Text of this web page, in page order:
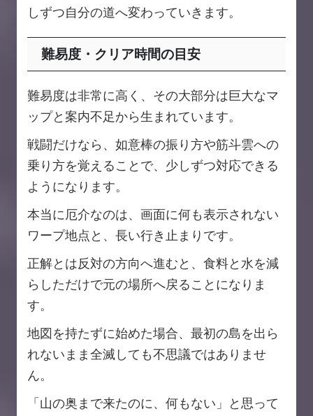
しずつ自分の道へ変わっていきます。
難易度・クリア時間の目安
難易度は非常に高く、その大部分は巨大なマ
ップと案内不足から生まれています。
戦闘だけなら、如意棒の振り方や筋斗雲への
乗り方を覚えることで、少しずつ対応できる
ようになります。
本当に厄介なのは、画面に何も表示されない
ワープ地点と、長い行き止まりです。
正解とは反対の方向へ進むと、食料と水を減
らしただけで元の場所へ戻ることになりま
す。
地図を持たずに始めた場合、最初の島を出ら
れないまま全滅しても不思議ではありませ
ん。
「山の奥まで来たのに、何もない」と思って